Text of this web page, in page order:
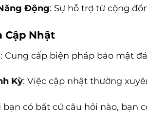
Động: Sự hỗ trợ từ cộng
Cập Nhật
: Cung cấp biện pháp bảo mật
Kỳ: Việc cập nhật thường
bạn có bất cứ câu hỏi nào, bạn